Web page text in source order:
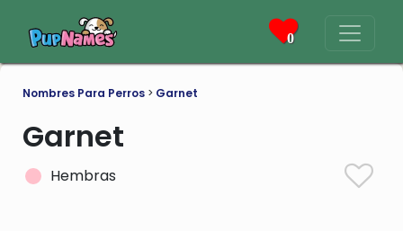
0
Nombres Para Perros > Garnet
Garnet
Hembras